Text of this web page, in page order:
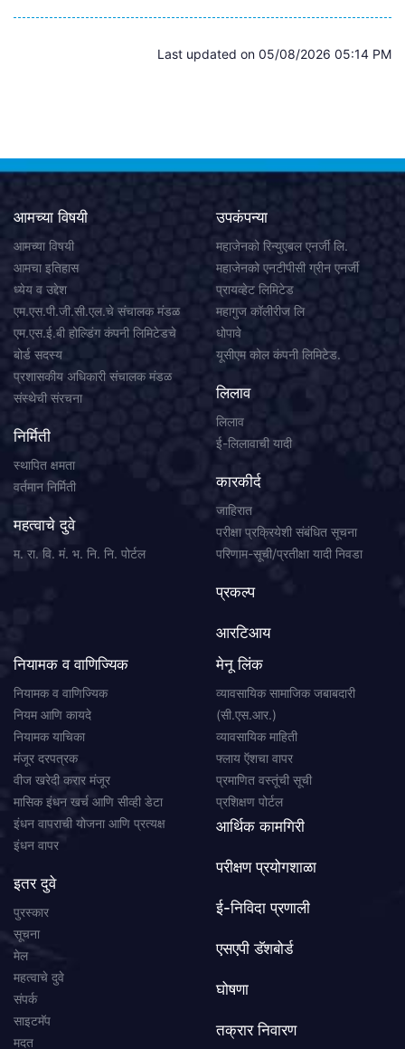
Last updated on 05/08/2026 05:14 PM
आमच्या विषयी
आमच्या विषयी
आमचा इतिहास
ध्येय व उद्देश
एम.एस.पी.जी.सी.एल.चे संचालक मंडळ
एम.एस.ई.बी होल्डिंग कंपनी लिमिटेडचे
बोर्ड सदस्य
प्रशासकीय अधिकारी संचालक मंडळ
संस्थेची संरचना
निर्मिती
स्थापित क्षमता
वर्तमान निर्मिती
महत्वाचे दुवे
म. रा. वि. मं. भ. नि. नि. पोर्टल
उपकंपन्या
महाजेनको रिन्युएबल एनर्जी लि.
महाजेनको एनटीपीसी ग्रीन एनर्जी
प्रायव्हेट लिमिटेड
महागुज कॉलीरीज लि
धोपावे
यूसीएम कोल कंपनी लिमिटेड.
लिलाव
लिलाव
ई-लिलावाची यादी
कारकीर्द
जाहिरात
परीक्षा प्रक्रियेशी संबंधित सूचना
परिणाम-सूची/प्रतीक्षा यादी निवडा
प्रकल्प
आरटिआय
नियामक व वाणिज्यिक
नियामक व वाणिज्यिक
नियम आणि कायदे
नियामक याचिका
मंजूर दरपत्रक
वीज खरेदी करार मंजूर
मासिक इंधन खर्च आणि सीव्ही डेटा
इंधन वापराची योजना आणि प्रत्यक्ष
इंधन वापर
इतर दुवे
पुरस्कार
सूचना
मेल
महत्वाचे दुवे
संपर्क
साइटमॅप
मदत
मेनू लिंक
व्यावसायिक सामाजिक जबाबदारी
(सी.एस.आर.)
व्यावसायिक माहिती
फ्लाय ऍशचा वापर
प्रमाणित वस्तूंची सूची
प्रशिक्षण पोर्टल
आर्थिक कामगिरी
परीक्षण प्रयोगशाळा
ई-निविदा प्रणाली
एसएपी डॅशबोर्ड
घोषणा
तक्रार निवारण